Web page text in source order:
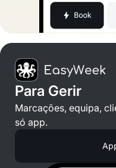
Para Gerir
Marcações, equipa,
só app.